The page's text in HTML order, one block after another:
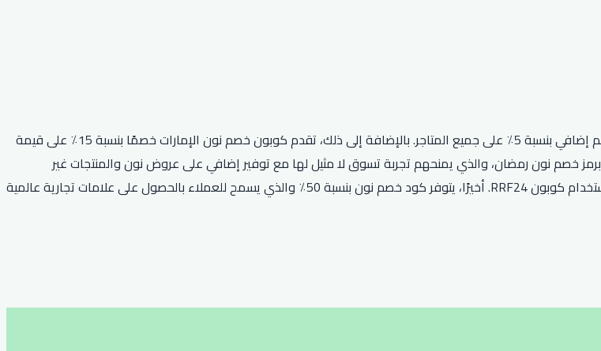
أقوى كود خصم نون متاح هو كود نون (RRF24)، والذي يمكن استخدامه للحصول على خصم إضافي بنسبة 5٪ على جميع المتاجر. بالإضافة إلى ذلك، تقدم كوبون خصم نون الإمارات خصمًا بنسبة 15٪ على قيمة
خصم نون رمضان، والذي يمنحهم تجربة تسوق لا مثيل لها مع توفير إضافي على عروض نون والمنتجات غير
المخفضة. علاوة على ذلك، يمنح خصم نون الحصري للعملاء خصمًا إضافيًا بنسبة 10٪ عند استخدام كوبون RRF24. أخيرًا، يتوفر كود خصم نون بنسبة 50٪ والذي يسمح للعملاء بالحصول على علامات تجارية عالمية